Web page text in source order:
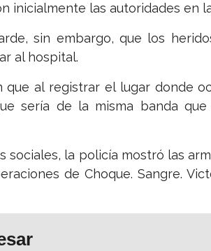
inicialmente las autoridades en
sin embargo, que los
al hospital.
que al registrar el lugar donde
sería de la misma banda
sociales, la policía mostró las
de Choque. Sangre.